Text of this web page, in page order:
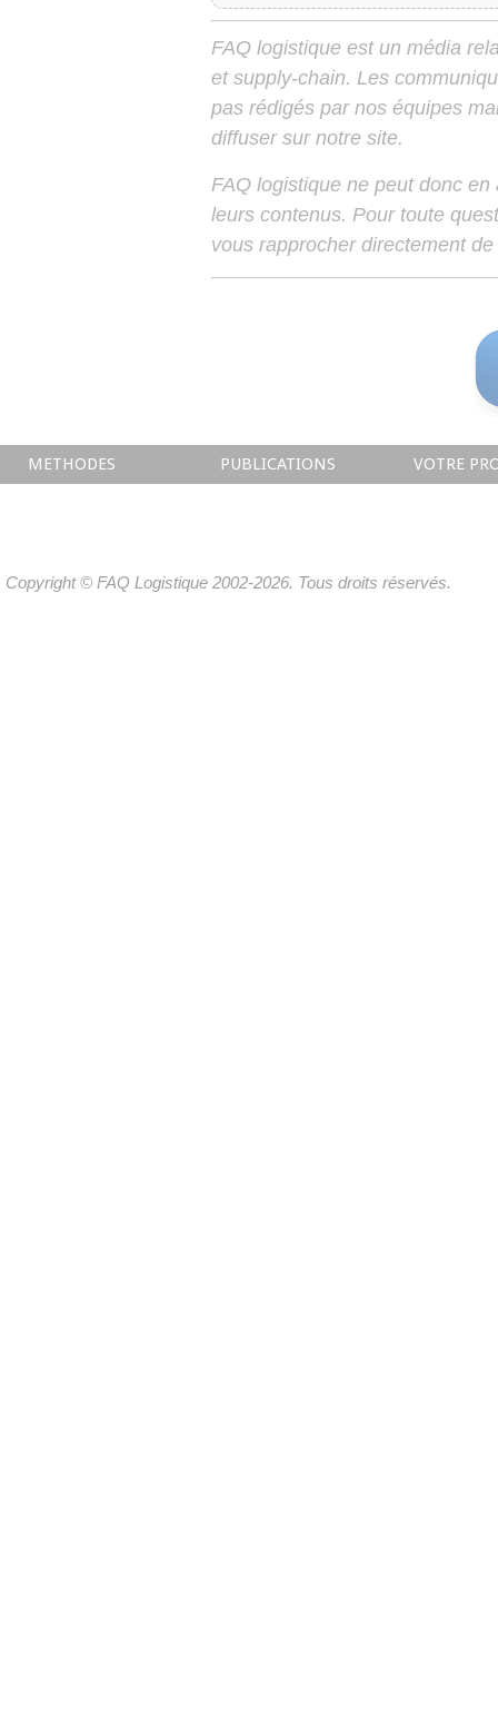
FAQ logistique est un média
et supply-chain. Les
pas rédigés par nos équipes
diffuser sur notre site.
FAQ logistique ne peut donc
leurs contenus. Pour toute
vous rapprocher directement
METHODES PUBLICATIONS VOTRE
Copyright © FAQ Logistique 2002-2026. Tous droits réservés.